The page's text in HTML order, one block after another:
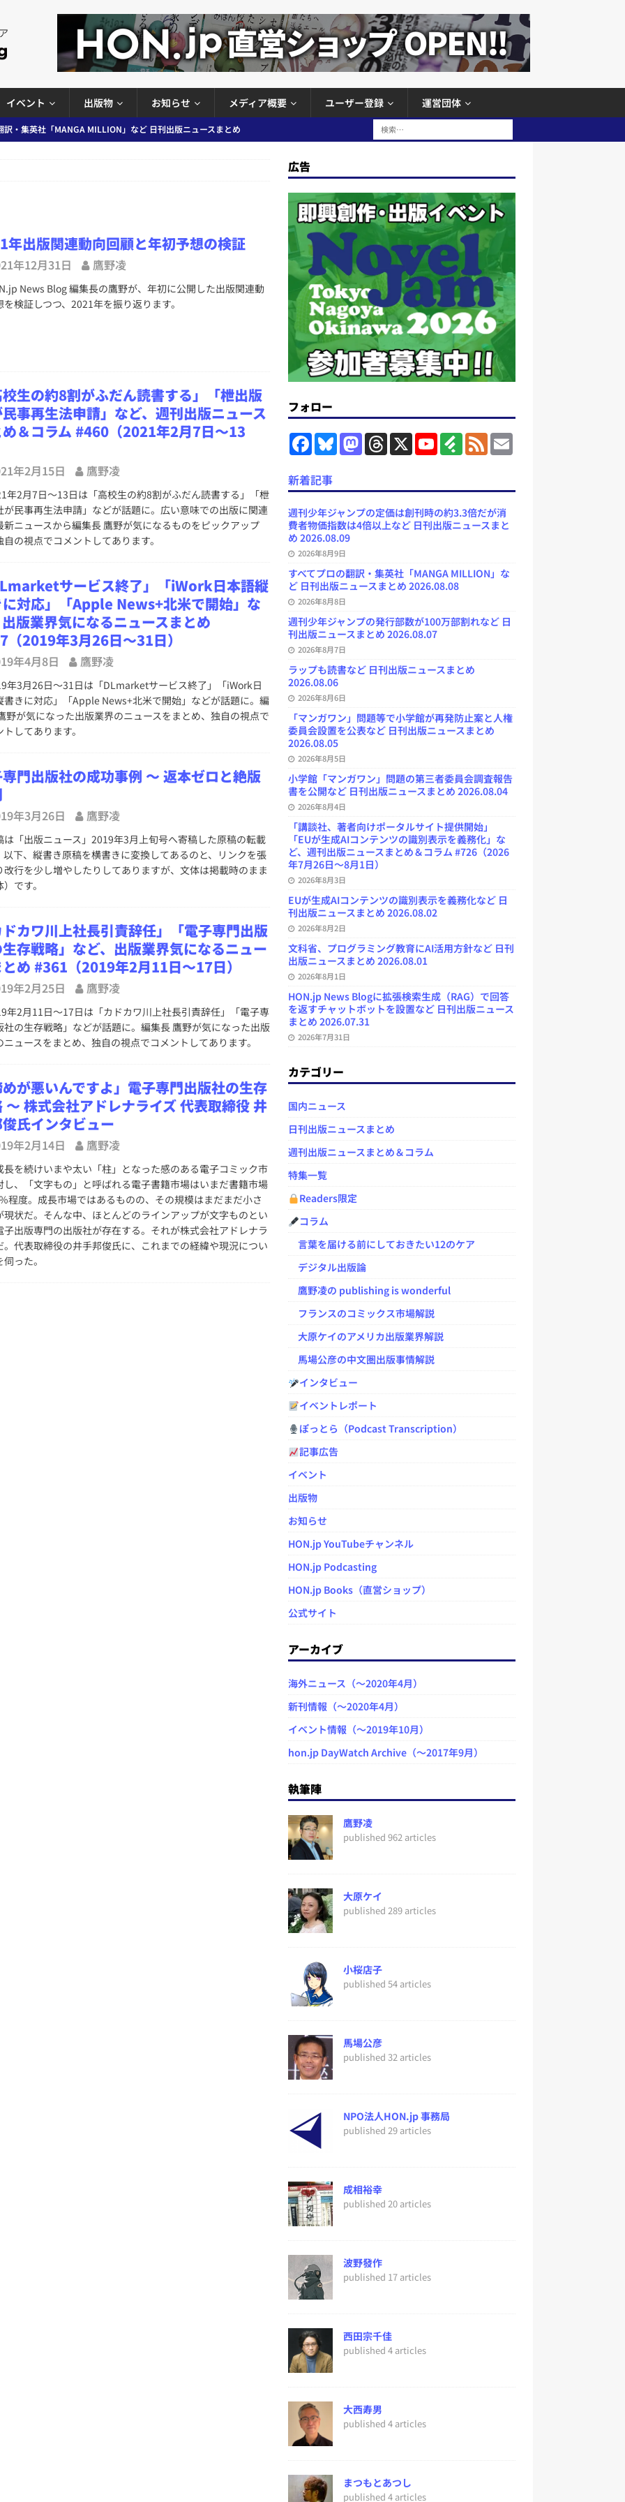
イベント 出版物 お知らせ メディア概要 ユーザー登録 運営団体
訳・集英社「MANGA MILLION」など 日刊出版ニュースまとめ
問題等で小学館が再発防止案と人権委員会設置を公表など 日刊出版ニュ
ニュースまとめ
ワン」問題の第三者委員会調査報告書を公開など 日刊出版ニュースまと
テンツの識別表示を義務化など 日刊出版ニュースまとめ 2026.08.02
Blogに拡張検索生成（RAG）で回答を返すチャットボットを設置など
日刊出版ニュースまとめ
出版ニュースまとめ
年出版関連動向回顧と年初予想の検証
年12月31日 鷹野凌
News Blog 編集長の鷹野が、年初に公開した出版関連動
を検証しつつ、2021年を振り返ります。
生の約8割がふだん読書する」「枻出版
事再生法申請」など、週刊出版ニュース
＆コラム #460（2021年2月7日～13
年2月15日 鷹野凌
2月7日～13日は「高校生の約8割がふだん読書する」「枻
が民事再生法申請」などが話題に。広い意味での出版に関連
新ニュースから編集長 鷹野が気になるものをピックアップ
自の視点でコメントしてあります。
サービス終了」「iWork日本語縦
対応」「Apple News+北米で開始」な
版業界気になるニュースまとめ
（2019年3月26日～31日）
年4月8日 鷹野凌
3月26日～31日は「DLmarketサービス終了」「iWork日
書きに対応」「Apple News+北米で開始」などが話題に。編
野が気になった出版業界のニュースをまとめ、独自の視点で
してあります。
門出版社の成功事例 ～ 返本ゼロと絶版
年3月26日 鷹野凌
「出版ニュース」2019年3月上旬号へ寄稿した原稿の転載
以下、縦書き原稿を横書きに変換してあるのと、リンクを張
改行を少し増やしたりしてありますが、文体は掲載時のまま
です。
カワ川上社長引責辞任」「電子専門出版
存戦略」など、出版業界気になるニュー
め #361（2019年2月11日～17日）
年2月25日 鷹野凌
2月11日～17日は「カドカワ川上社長引責辞任」「電子専
社の生存戦略」などが話題に。編集長 鷹野が気になった出版
ニュースをまとめ、独自の視点でコメントしてあります。
が悪いんですよ」電子専門出版社の生存
～ 株式会社アドレナライズ 代表取締役 井
氏インタビュー
年2月14日 鷹野凌
を続けいまや太い「柱」となった感のある電子コミック市
し、「文字もの」と呼ばれる電子書籍市場はいまだ書籍市場
程度。成長市場ではあるものの、その規模はまだまだ小さ
現状だ。そんな中、ほとんどのラインアップが文字ものとい
子出版専門の出版社が存在する。それが株式会社アドレナラ
。代表取締役の井手邦俊氏に、これまでの経緯や現況につい
った。
広告
フォロー
F
a
e
b
o
o
k
B
l
k
M
a
d
o
n
T
h
d
s
X
Y
o
b
e
C
h
e
l
F
e
y
F
e
E
m
新着記事
週刊少年ジャンプの定価は創刊時の約3.3倍だが消
費者物価指数は4倍以上など 日刊出版ニュースまと
め 2026.08.09
2026年8月9日
すべてプロの翻訳・集英社「MANGA MILLION」な
ど 日刊出版ニュースまとめ 2026.08.08
2026年8月8日
週刊少年ジャンプの発行部数が100万部割れなど 日
刊出版ニュースまとめ 2026.08.07
2026年8月7日
ラップも読書など 日刊出版ニュースまとめ
2026.08.06
2026年8月6日
「マンガワン」問題等で小学館が再発防止案と人権
委員会設置を公表など 日刊出版ニュースまとめ
2026.08.05
2026年8月5日
小学館「マンガワン」問題の第三者委員会調査報告
書を公開など 日刊出版ニュースまとめ 2026.08.04
2026年8月4日
「講談社、著者向けポータルサイト提供開始」
「EUが生成AIコンテンツの識別表示を義務化」な
ど、週刊出版ニュースまとめ＆コラム #726（2026
年7月26日～8月1日）
2026年8月3日
EUが生成AIコンテンツの識別表示を義務化など 日
刊出版ニュースまとめ 2026.08.02
2026年8月2日
文科省、プログラミング教育にAI活用方針など 日刊
出版ニュースまとめ 2026.08.01
2026年8月1日
HON.jp News Blogに拡張検索生成（RAG）で回答
を返すチャットボットを設置など 日刊出版ニュース
まとめ 2026.07.31
2026年7月31日
カテゴリー
国内ニュース
日刊出版ニュースまとめ
週刊出版ニュースまとめ＆コラム
特集一覧
Readers限定
コラム
言葉を届ける前にしておきたい12のケア
デジタル出版論
鷹野凌の publishing is wonderful
フランスのコミックス市場解説
大原ケイのアメリカ出版業界解説
馬場公彦の中文圏出版事情解説
インタビュー
イベントレポート
ぽっとら（Podcast Transcription）
記事広告
イベント
出版物
お知らせ
HON.jp YouTubeチャンネル
HON.jp Podcasting
HON.jp Books（直営ショップ）
公式サイト
アーカイブ
海外ニュース（～2020年4月）
新刊情報（～2020年4月）
イベント情報（～2019年10月）
hon.jp DayWatch Archive（～2017年9月）
執筆陣
鷹野凌
published 962 articles
大原ケイ
published 289 articles
小桜店子
published 54 articles
馬場公彦
published 32 articles
NPO法人HON.jp 事務局
published 29 articles
成相裕幸
published 20 articles
波野發作
published 17 articles
西田宗千佳
published 4 articles
大西寿男
published 4 articles
まつもとあつし
published 4 articles